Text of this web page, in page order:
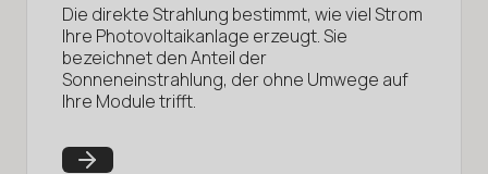
Die direkte Strahlung bestimmt, wie viel Strom
Ihre Photovoltaikanlage erzeugt. Sie
bezeichnet den Anteil der
Sonneneinstrahlung, der ohne Umwege auf
Ihre Module trifft.